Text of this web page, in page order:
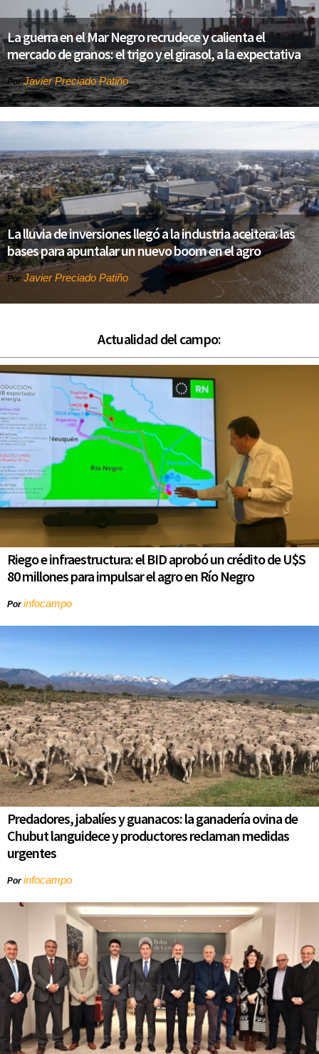
La guerra en el Mar Negro recrudece y calienta el
mercado de granos: el trigo y el girasol, a la expectativa
PorJavier Preciado Patiño
La lluvia de inversiones llegó a la industria aceitera: las
bases para apuntalar un nuevo boom en el agro
Por Javier Preciado Patiño
Actualidad del campo:
Riego e infraestructura: el BID aprobó un crédito de U$S
80 millones para impulsar el agro en Río Negro
Porinfocampo
Predadores, jabalíes y guanacos: la ganadería ovina de
Chubut languidece y productores reclaman medidas
urgentes
Porinfocampo